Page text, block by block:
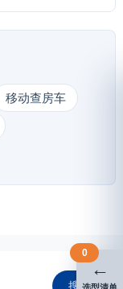
移动查房车
搜索
←
0